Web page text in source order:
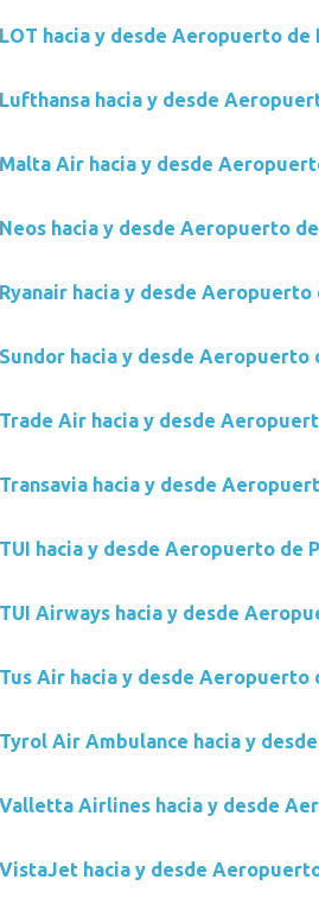
hacia y desde Aeropuerto de
hacia y desde
Air hacia y desde
hacia y desde Aeropuerto de
hacia y desde Aeropuerto
hacia y desde Aeropuerto
Air hacia y desde
hacia y desde
hacia y desde Aeropuerto de
Airways hacia y desde
Air hacia y desde Aeropuerto
Air Ambulance hacia y
Airlines hacia y desde
hacia y desde